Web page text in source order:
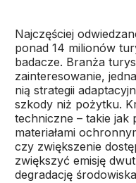
Najczęściej
ponad 14 milionów
badacze. Branża
zainteresowanie,
nią strategii
szkody niż pożytku.
techniczne – takie
materiałami
czy zwiększenie
zwiększyć emisję
degradację